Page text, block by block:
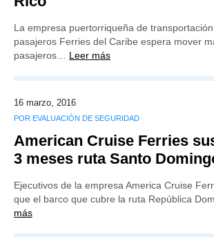
La empresa puertorriqueña de
pasajeros Ferries del Caribe espera mover
pasajeros… Leer más
16 marzo, 2016
POR EVALUACIÓN DE SEGURIDAD
American Cruise Ferries
3 meses ruta Santo
Ejecutivos de la empresa America Cruise
que el barco que cubre la ruta República
más